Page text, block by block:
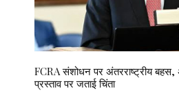
FCRA संशोधन पर अंतरराष्ट्रीय
प्रस्ताव पर जताई चिंता